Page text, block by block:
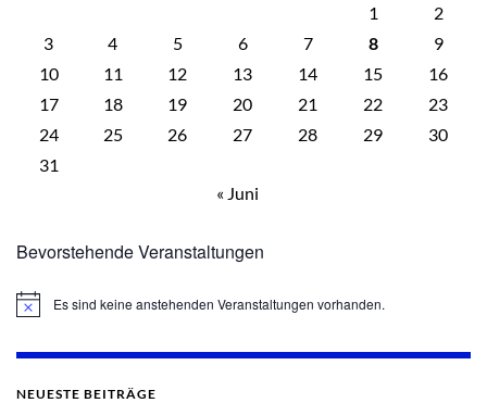
1
2
3
4 5 6 7 8
9
10
11 12 13 14 15
16
17
18 19 20 21 22
23
24
25 26 27 28 29
30
31
« Juni
Bevorstehende Veranstaltungen
HinweisEs sind keine anstehenden Veranstaltungen vorhanden.
NEUESTE BEITRÄGE